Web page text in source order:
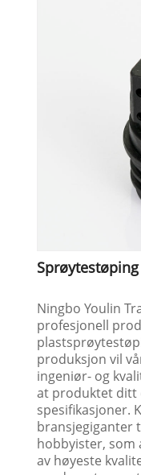
Ningbo Youlin
profesjonell
produksjon vil
ingeniør- og
at produktet ditt
spesifikasjoner.
bransjegiganter
hobbyister, som
av høyeste